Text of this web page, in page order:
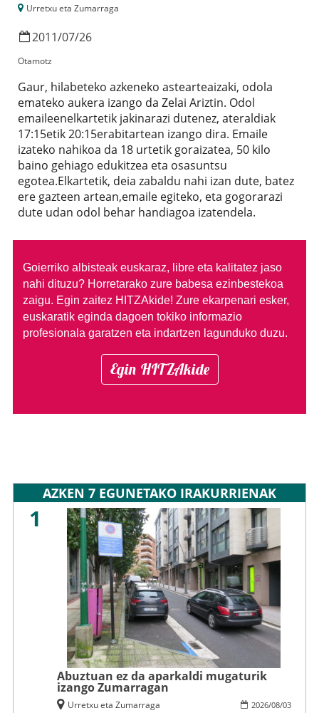
Urretxu eta Zumarraga
2011/07/26
Otamotz
Gaur, hilabeteko azkeneko astearteaizaki, odola
emateko aukera izango da Zelai Ariztin. Odol
emaileenelkartetik jakinarazi dutenez, ateraldiak
17:15etik 20:15erabitartean izango dira. Emaile
izateko nahikoa da 18 urtetik goraizatea, 50 kilo
baino gehiago edukitzea eta osasuntsu
egotea.Elkartetik, deia zabaldu nahi izan dute, batez
ere gazteen artean,emaile egiteko, eta gogorarazi
dute udan odol behar handiagoa izatendela.
Goierriko albisteak euskaraz, libre eta kalitatez jaso
nahi dituzu? Horretarako zure babesa ezinbestekoa
zaigu. Egin zaitez HITZAkide! Zure ekarpenari esker,
euskaratik eginda dagoen tokiko informazio
profesionala garatzen eta indartzen lagunduko duzu.
Egin HITZAkide
AZKEN 7 EGUNETAKO IRAKURRIENAK
1
Abuztuan ez da aparkaldi mugaturik
izango Zumarragan
2026/08/03
Urretxu eta Zumarraga